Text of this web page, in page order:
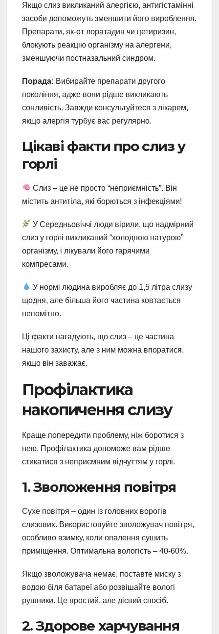
Якщо слиз викликаний алергією, антигістамінні
засоби допоможуть зменшити його вироблення.
Препарати, як-от лоратадин чи цетиризин,
блокують реакцію організму на алергени,
зменшуючи постназальний синдром.
Порада: Вибирайте препарати другого
покоління, адже вони рідше викликають
сонливість. Завжди консультуйтеся з лікарем,
якщо алергія турбує вас регулярно.
Цікаві факти про слиз у
горлі
Слиз – це не просто “неприємність”. Він
містить антитіла, які борються з інфекціями!
У Середньовіччі люди вірили, що надмірний
слиз у горлі викликаний “холодною натурою”
організму, і лікували його гарячими
компресами.
У нормі людина виробляє до 1,5 літра слизу
щодня, але більша його частина ковтається
непомітно.
Ці факти нагадують, що слиз – це частина
нашого захисту, але з ним можна впоратися,
якщо він заважає.
Профілактика
накопичення слизу
Краще попередити проблему, ніж боротися з
нею. Профілактика допоможе вам рідше
стикатися з неприємним відчуттям у горлі.
1. Зволоження повітря
Сухе повітря – один із головних ворогів
слизових. Використовуйте зволожувач повітря,
особливо взимку, коли опалення сушить
приміщення. Оптимальна вологість – 40-60%.
Якщо зволожувача немає, поставте миску з
водою біля батареї або розвішайте вологі
рушники. Це простий, але дієвий спосіб.
2. Здорове харчування